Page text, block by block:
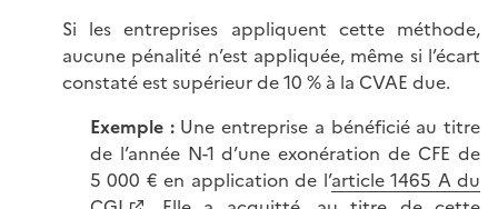
Si les entreprises appliquent cette méthode,
aucune pénalité n’est appliquée, même si l’écart
constaté est supérieur de 10 % à la CVAE due.
Exemple :Une entreprise a bénéficié au titre
de l’année N-1 d’une exonération de CFE de
5 000 € en application de l’article 1465 A du